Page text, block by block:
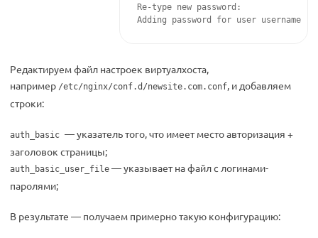
Re-type new password:
Adding password for user username
Редактируем файл настроек виртуалхоста,
например /etc/nginx/conf.d/newsite.com.conf, и добавляем
строки:
auth_basic — указатель того, что имеет место авторизация +
заголовок страницы;
auth_basic_user_file — указывает на файл с логинами-
паролями;
В результате — получаем примерно такую конфигурацию: